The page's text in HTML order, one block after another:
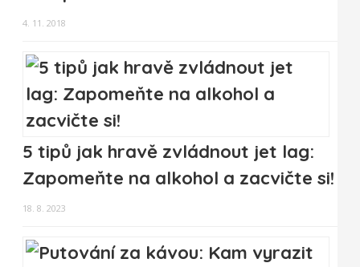
4. 11. 2018
5 tipů jak hravě zvládnout jet lag:
Zapomeňte na alkohol a zacvičte si!
18. 8. 2023